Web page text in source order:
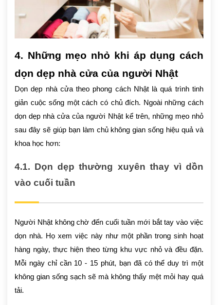
4. Những mẹo nhỏ khi áp dụng cách
dọn dẹp nhà cửa của người Nhật
Dọn dẹp nhà cửa theo phong cách Nhật là quá trình tinh
giản cuộc sống một cách có chủ đích. Ngoài những cách
dọn dẹp nhà cửa của người Nhật kể trên, những mẹo nhỏ
sau đây sẽ giúp bạn làm chủ không gian sống hiệu quả và
khoa học hơn:
4.1. Dọn dẹp thường xuyên thay vì dồn
vào cuối tuần
Người Nhật không chờ đến cuối tuần mới bắt tay vào việc
dọn nhà. Họ xem việc này như một phần trong sinh hoạt
hàng ngày, thực hiện theo từng khu vực nhỏ và đều đặn.
Mỗi ngày chỉ cần 10 - 15 phút, bạn đã có thể duy trì một
không gian sống sạch sẽ mà không thấy mệt mỏi hay quá
tải.